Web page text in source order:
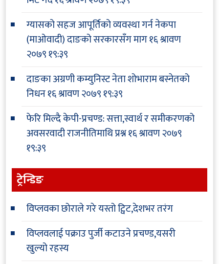
ग्यासको सहज आपूर्तिको व्यवस्था गर्न नेकपा
(माओवादी) दाङको सरकारसँग माग१६ श्रावण
२०७९ १९:३९
दाङका अग्रणी कम्युनिस्ट नेता शोभाराम बस्नेतको
निधन१६ श्रावण २०७९ १९:३९
फेरि मिल्दै केपी-प्रचण्ड: सत्ता,स्वार्थ र समीकरणको
अवसरवादी राजनीतिमाथि प्रश्न१६ श्रावण २०७९
१९:३९
ट्रेन्डिङ
विप्लवका छोराले गरे यस्तो ट्विट,देशभर तरंग
विप्लवलाई पक्राउ पुर्जी कटाउने प्रचण्ड,यसरी
खुल्यो रहस्य